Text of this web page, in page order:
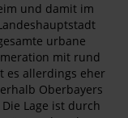
und damit im
urbane
mit rund
es allerdings eher
Oberbayers
Lage ist durch